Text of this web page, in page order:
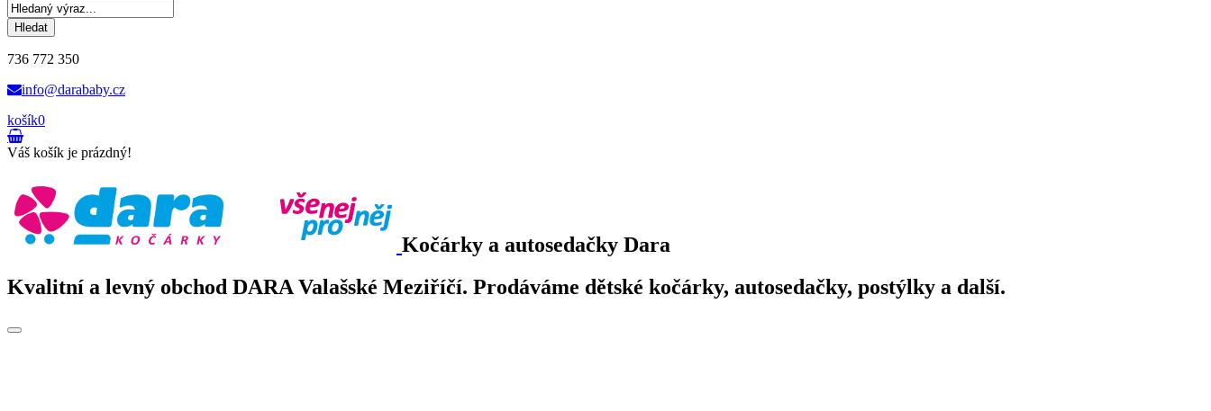
Hledat
736 772 350
info@darababy.cz
košík0
Váš košík je prázdný!
Kočárky a autosedačky Dara
Kvalitní a levný obchod DARA Valašské Meziříčí. Prodáváme dětské kočárky, autosedačky, postýlky a další.
Toggle